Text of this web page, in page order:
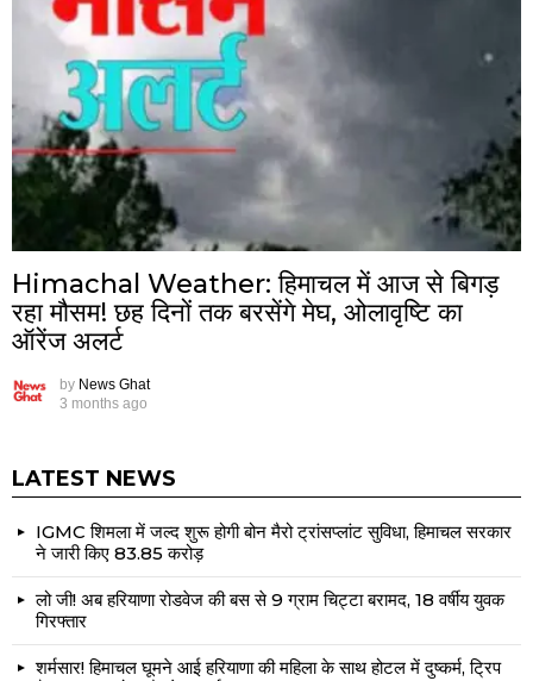
Himachal Weather: हिमाचल में आज से बिगड़
रहा मौसम! छह दिनों तक बरसेंगे मेघ, ओलावृष्टि का
ऑरेंज अलर्ट
by News Ghat
3 months ago
LATEST NEWS
IGMC शिमला में जल्द शुरू होगी बोन मैरो ट्रांसप्लांट सुविधा, हिमाचल सरकार
ने जारी किए ₹83.85 करोड़
लो जी! अब हरियाणा रोडवेज की बस से 9 ग्राम चिट्टा बरामद, 18 वर्षीय युवक
गिरफ्तार
शर्मसार! हिमाचल घूमने आई हरियाणा की महिला के साथ होटल में दुष्कर्म, ट्रिप